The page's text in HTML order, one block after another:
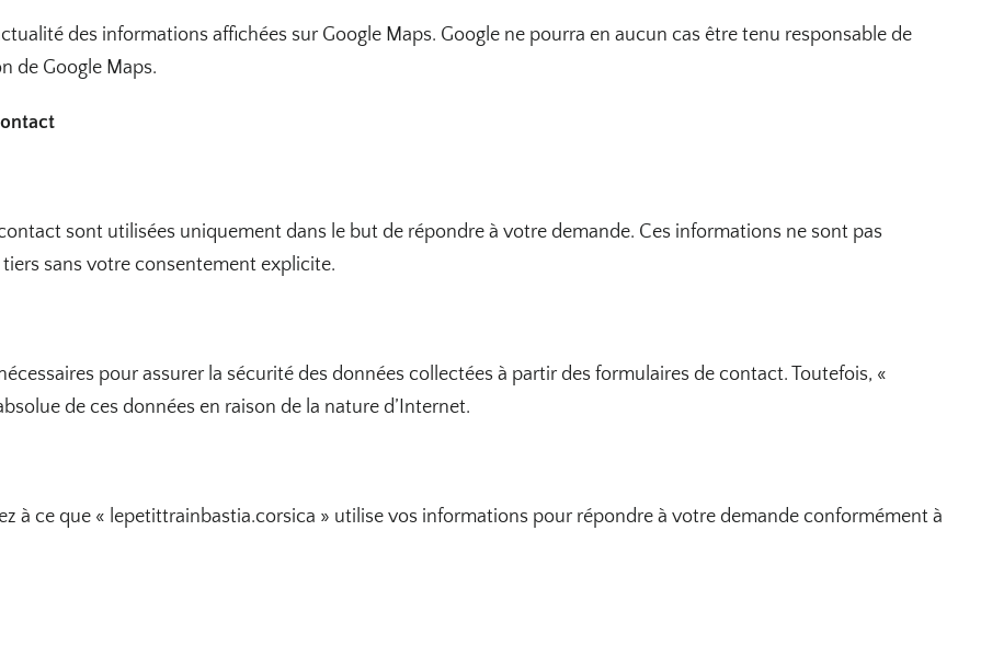
des informations affichées sur Google Maps. Google ne pourra en aucun cas être tenu responsable de
de Google Maps.
sont utilisées uniquement dans le but de répondre à votre demande. Ces informations ne sont pas
sans votre consentement explicite.
pour assurer la sécurité des données collectées à partir des formulaires de contact. Toutefois, «
de ces données en raison de la nature d’Internet.
à ce que « lepetittrainbastia.corsica » utilise vos informations pour répondre à votre demande conformément à